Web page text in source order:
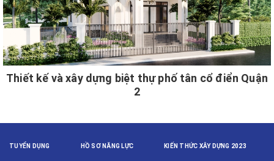
Thiết kế và xây dựng biệt thự phố tân cổ điển Quận
2
TUYỂN DỤNG HỒ SƠ NĂNG LỰC KIẾN THỨC XÂY DỰNG 2023